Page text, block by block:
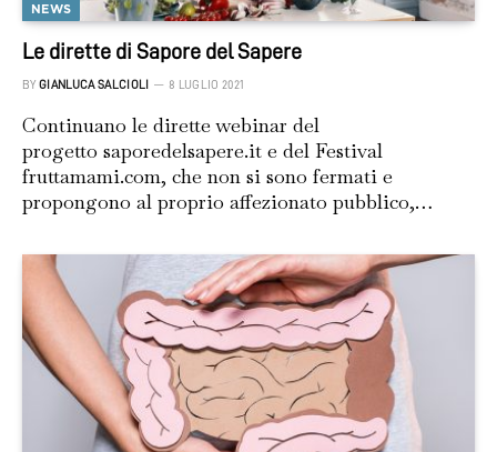
NEWS
Le dirette di Sapore del Sapere
BY GIANLUCA SALCIOLI 8 LUGLIO 2021
Continuano le dirette webinar del
progetto saporedelsapere.it e del Festival
fruttamami.com, che non si sono fermati e
propongono al proprio affezionato pubblico,…